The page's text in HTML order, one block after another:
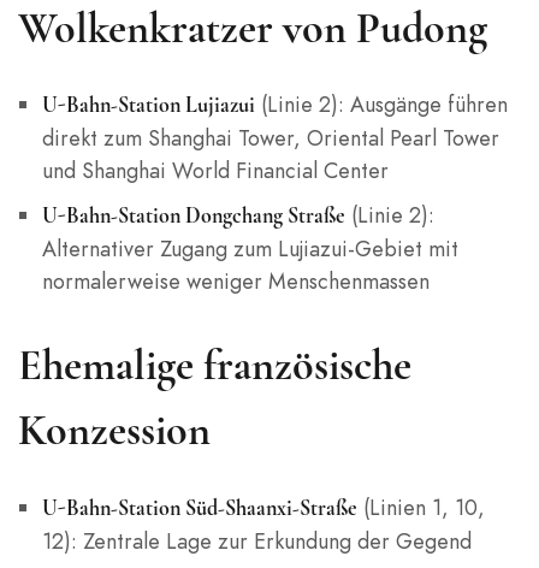
Wolkenkratzer von Pudong
U-Bahn-Station Lujiazui (Linie 2): Ausgänge führen
direkt zum Shanghai Tower, Oriental Pearl Tower
und Shanghai World Financial Center
U-Bahn-Station Dongchang Straße (Linie 2):
Alternativer Zugang zum Lujiazui-Gebiet mit
normalerweise weniger Menschenmassen
Ehemalige französische
Konzession
U-Bahn-Station Süd-Shaanxi-Straße (Linien 1, 10,
12): Zentrale Lage zur Erkundung der Gegend